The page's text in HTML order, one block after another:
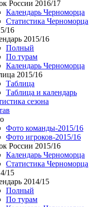
России 2016/17
Календарь Черноморца
Статистика Черноморца
16
2015/16
Полный
По турам
Календарь Черноморца
2015/16
Таблица
Таблица и календарь
сезона
Фото команды-2015/16
Фото игроков-2015/16
России 2015/16
Календарь Черноморца
Статистика Черноморца
15
2014/15
Полный
По турам